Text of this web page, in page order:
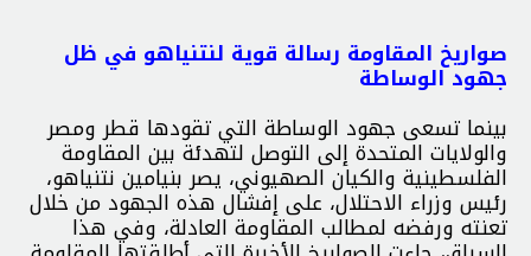
صواريخ المقاومة رسالة قوية لنتنياهو في ظل
جهود الوساطة
بينما تسعى جهود الوساطة التي تقودها قطر ومصر
والولايات المتحدة إلى التوصل لتهدئة بين المقاومة
الفلسطينية والكيان الصهيوني، يصر بنيامين نتنياهو،
رئيس وزراء الاحتلال، على إفشال هذه الجهود من خلال
تعنته ورفضه لمطالب المقاومة العادلة، وفي هذا